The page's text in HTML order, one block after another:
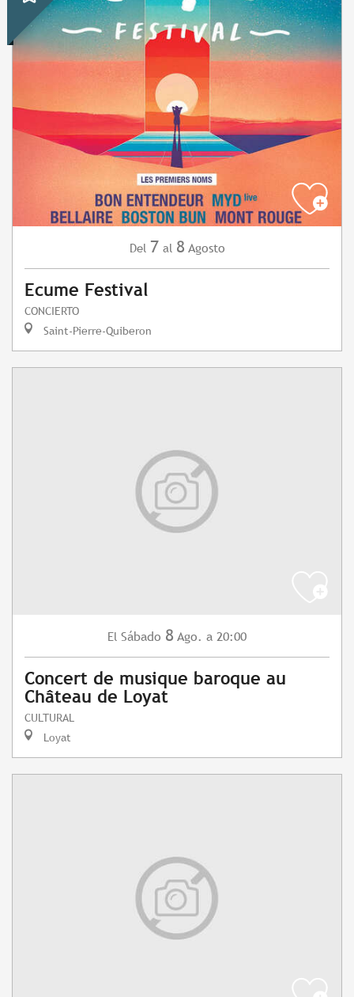
Del 7 al 8 Agosto
Ecume Festival
CONCIERTO
Saint-Pierre-Quiberon
El Sábado 8 Ago. a 20:00
Concert de musique baroque au
Château de Loyat
CULTURAL
Loyat